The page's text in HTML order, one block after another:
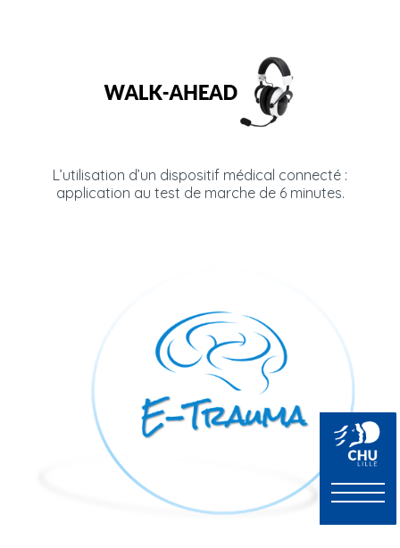
L’utilisation d’un dispositif médical connecté :
application au test de marche de 6 minutes.